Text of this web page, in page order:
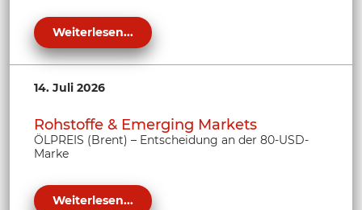
Weiterlesen...
14. Juli 2026
Rohstoffe & Emerging Markets
ÖLPREIS (Brent) – Entscheidung an der 80-USD-
Marke
Weiterlesen...